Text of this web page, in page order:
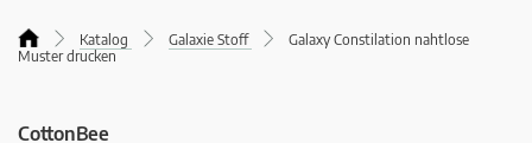
Katalog Galaxie Stoff
Galaxy Constilation nahtlose
Muster drucken
CottonBee